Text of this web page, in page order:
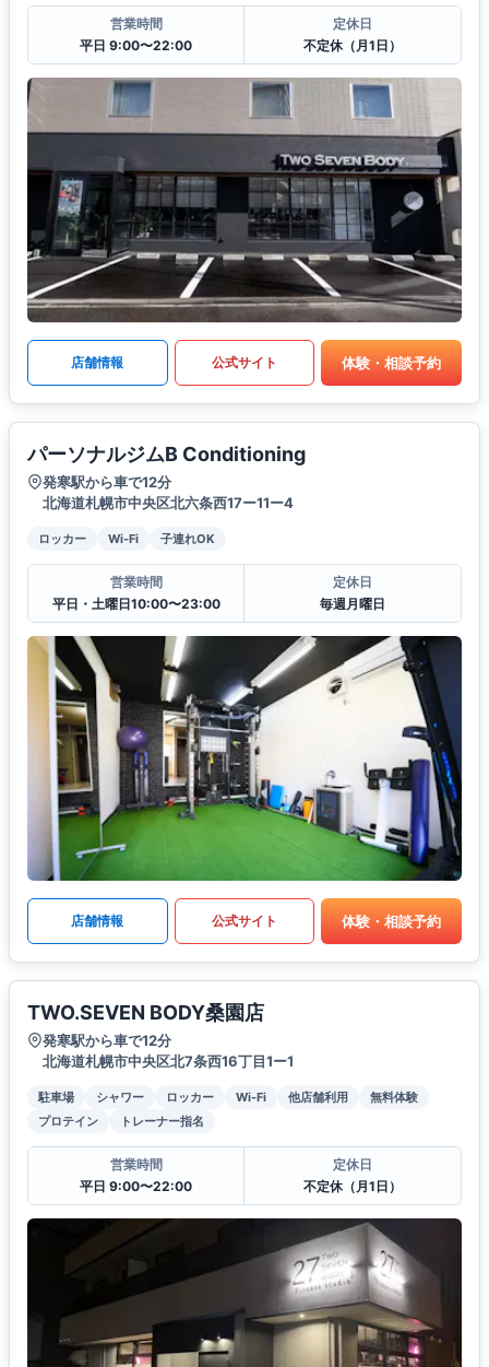
営業時間
平日 9:00〜22:00
定休日
不定休（月1日）
店舗情報 公式サイト 体験・相談予約
パーソナルジムB Conditioning
発寒駅から車で12分
北海道札幌市中央区北六条西17ー11ー4
ロッカー Wi-Fi 子連れOK
営業時間
平日・土曜日10:00〜23:00
定休日
毎週月曜日
店舗情報 公式サイト 体験・相談予約
TWO.SEVEN BODY桑園店
発寒駅から車で12分
北海道札幌市中央区北7条西16丁目1ー1
駐車場 シャワー ロッカー Wi-Fi 他店舗利用
無料体験
プロテイン
トレーナー指名
営業時間
平日 9:00〜22:00
定休日
不定休（月1日）